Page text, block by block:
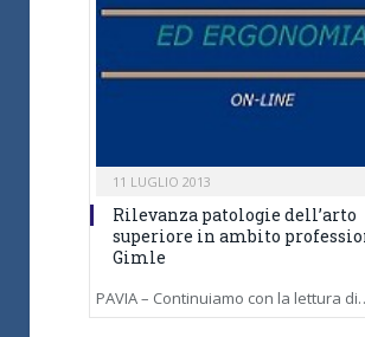
11 LUGLIO 2013
Rilevanza patologie dell’arto
superiore in ambito
Gimle
PAVIA – Continuiamo con la lettura